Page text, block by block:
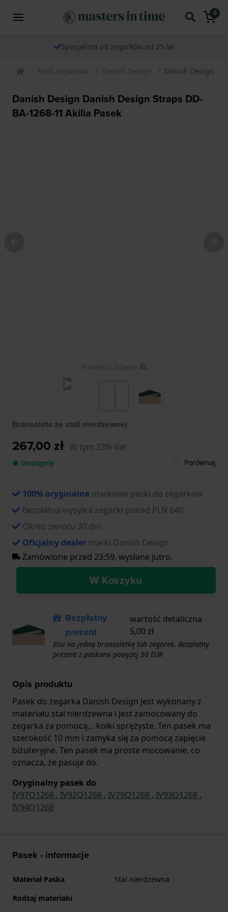
0
Specjalista od zegarków od 25 lat
Paski zegarkow Danish Design Danish Design
Danish Design Danish Design Straps DD-
BA-1268-11 Akilia Pasek
Powiększ zdjęcie
Bransoleta ze stali nierdzewnej
267,00 zł W tym 23% Vat
● Dostępny Porównaj
100% oryginalne markowe paski do zegarków
Bezpłatna wysyłka zegarki ponad PLN 640
Okres zwrotu 30 dni
Oficjalny dealer marki Danish Design
Zamówione przed 23:59, wysłane jutro.
W Koszyku
Bezpłatny
prezent
wartość detaliczna
5,00 zł
Etui na jedną bransoletkę lub zegarek. Bezpłatny
prezent z paskami powyżej 50 EUR
Opis produktu
Pasek do zegarka Danish Design jest wykonany z
materiału stal nierdzewna i jest zamocowany do
zegarka za pomocą… kołki sprężyste. Ten pasek ma
szerokość 10 mm i zamyka się za pomocą zapięcie
biżuteryjne. Ten pasek ma proste mocowanie, co
oznacza, że pasuje do.
Oryginalny pasek do
IV97Q1268 , IV92Q1268 , IV79Q1268 , IV93Q1268 ,
IV94Q1268
Pasek - informacje
Materiał Paska
Stal nierdzewna
Rodzaj materiału